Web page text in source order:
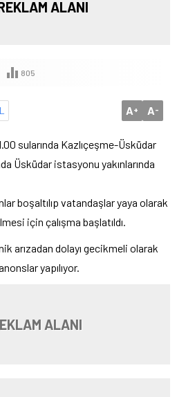
ALANI
805
A+ A-
sularında Kazlıçeşme-Üsküdar
Üsküdar istasyonu yakınlarında
boşaltılıp vatandaşlar yaya olarak
için çalışma başlatıldı.
arızadan dolayı gecikmeli olarak
yapılıyor.
ALANI